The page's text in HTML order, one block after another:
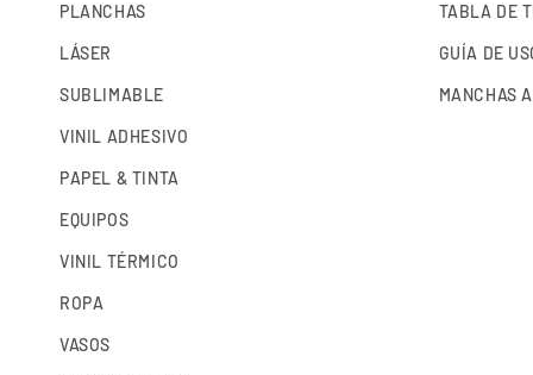
PLANCHAS
LÁSER
SUBLIMABLE
VINIL ADHESIVO
PAPEL & TINTA
EQUIPOS
VINIL TÉRMICO
ROPA
VASOS
TABLA DE
GUÍA DE
MANCHAS